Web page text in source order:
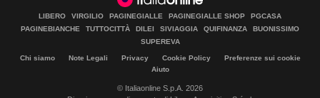
LIBERO VIRGILIO PAGINEGIALLE PAGINEGIALLE SHOP
PGCASA
PAGINEBIANCHE
TUTTOCITTÀ DILEI SIVIAGGIA QUIFINANZA
BUONISSIMO
SUPEREVA
Chi siamo Note Legali Privacy Cookie Policy
Preferenze sui cookie
Aiuto
© Italiaonline S.p.A. 2026